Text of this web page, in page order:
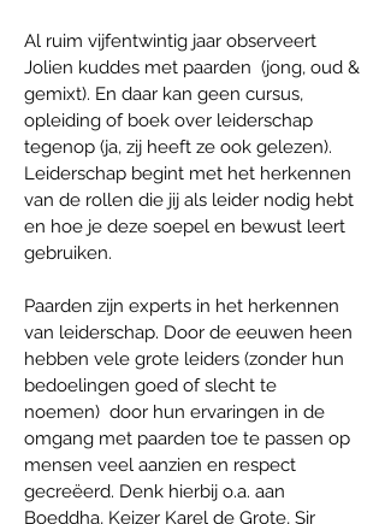
Al ruim vijfentwintig jaar observeert
Jolien kuddes met paarden (jong, oud &
gemixt). En daar kan geen cursus,
opleiding of boek over leiderschap
tegenop (ja, zij heeft ze ook gelezen).
Leiderschap begint met het herkennen
van de rollen die jij als leider nodig hebt
en hoe je deze soepel en bewust leert
gebruiken.
Paarden zijn experts in het herkennen
van leiderschap. Door de eeuwen heen
hebben vele grote leiders (zonder hun
bedoelingen goed of slecht te
noemen) door hun ervaringen in de
omgang met paarden toe te passen op
mensen veel aanzien en respect
gecreëerd. Denk hierbij o.a. aan
Boeddha, Keizer Karel de Grote, Sir